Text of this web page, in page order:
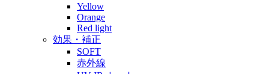
Yellow
Orange
Red light
効果・補正
SOFT
赤外線